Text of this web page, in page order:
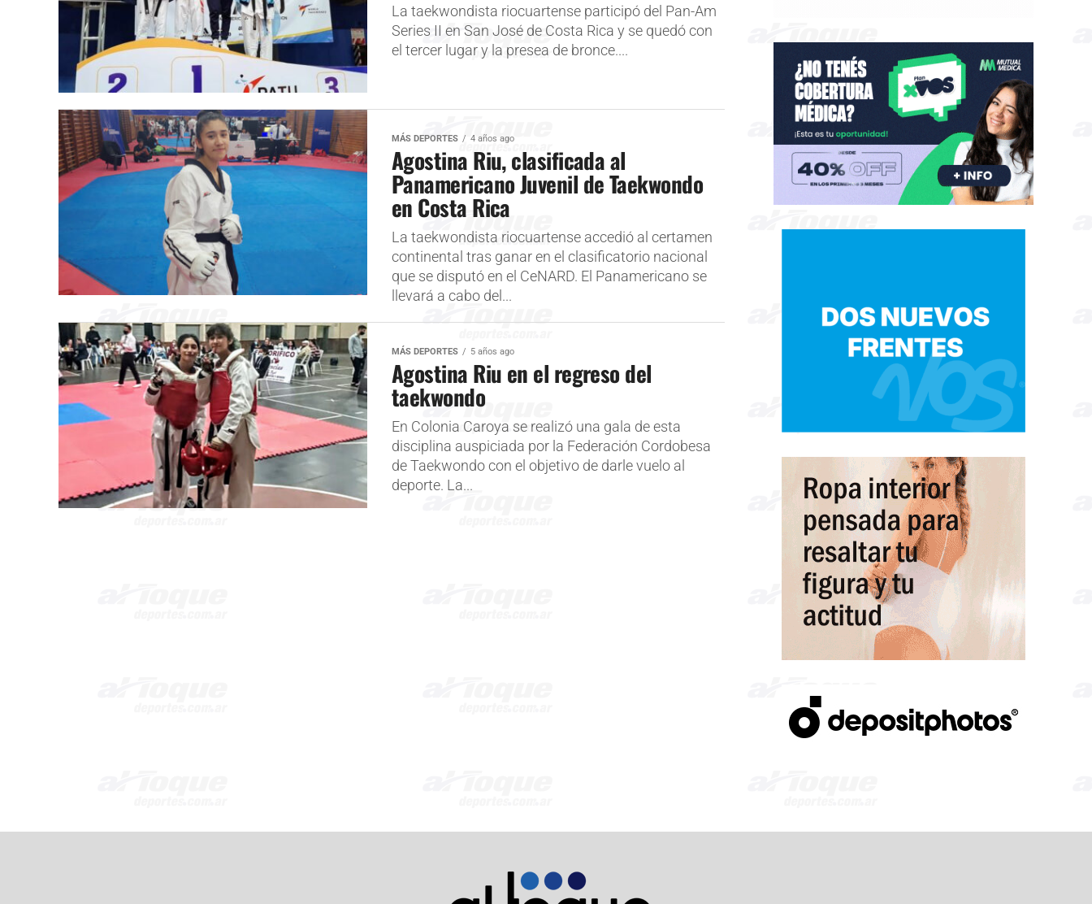
La taekwondista riocuartense participó del Pan-Am
Series II en San José de Costa Rica y se quedó con
el tercer lugar y la presea de bronce....
MÁS DEPORTES 4 años ago
Agostina Riu, clasificada al
Panamericano Juvenil de Taekwondo
en Costa Rica
La taekwondista riocuartense accedió al certamen
continental tras ganar en el clasificatorio nacional
que se disputó en el CeNARD. El Panamericano se
llevará a cabo del...
MÁS DEPORTES 5 años ago
Agostina Riu en el regreso del
taekwondo
En Colonia Caroya se realizó una gala de esta
disciplina auspiciada por la Federación Cordobesa
de Taekwondo con el objetivo de darle vuelo al
deporte. La...